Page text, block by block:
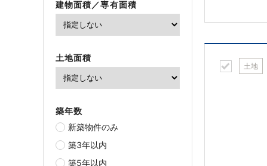
建物面積／専有面積
土地面積
築年数
新築物件のみ
築3年以内
築5年以内
土地